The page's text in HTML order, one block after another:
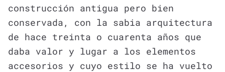
construcción antigua pero bien
conservada, con la sabia arquitectura
de hace treinta o cuarenta años que
daba valor y lugar a los elementos
accesorios y cuyo estilo se ha vuelto